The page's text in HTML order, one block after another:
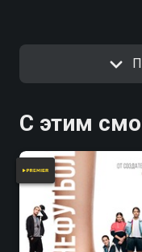
видит провокационный
мажора Ромы, то
С этим